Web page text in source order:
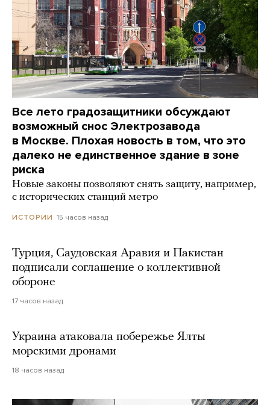
Все лето градозащитники обсуждают
возможный снос Электрозавода
в Москве. Плохая новость в том, что это
далеко не единственное здание в зоне
риска
Новые законы позволяют снять защиту, например,
с исторических станций метро
ИСТОРИИ 15 часов назад
Турция, Саудовская Аравия и Пакистан
подписали соглашение о коллективной
обороне
17 часов назад
Украина атаковала побережье Ялты
морскими дронами
18 часов назад